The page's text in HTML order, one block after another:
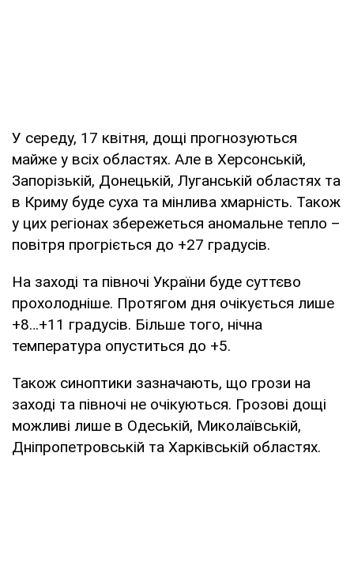
У середу, 17 квітня, дощі прогнозуються
майже у всіх областях. Але в Херсонській,
Запорізькій, Донецькій, Луганській областях та
в Криму буде суха та мінлива хмарність. Також
у цих регіонах збережеться аномальне тепло –
повітря прогріється до +27 градусів.
На заході та півночі України буде суттєво
прохолодніше. Протягом дня очікується лише
+8…+11 градусів. Більше того, нічна
температура опуститься до +5.
Також синоптики зазначають, що грози на
заході та півночі не очікуються. Грозові дощі
можливі лише в Одеській, Миколаївській,
Дніпропетровській та Харківській областях.